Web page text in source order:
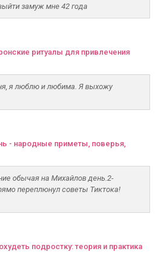
замуж мне 42 года
ритуалы для привлечения
я люблю и любима. Я выхожу
- народные приметы, поверья,
обычая на Михайлов день.2-
переплюнул советы Тиктока!
подростку: теория и практика